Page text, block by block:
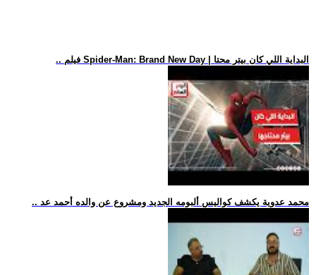
.. فيلم Spider-Man: Brand New Day | البداية اللي كان بيتر محتا
.. محمد عدوية يكشف كواليس ألبومه الجديد ومشروع عن والده أحمد عد